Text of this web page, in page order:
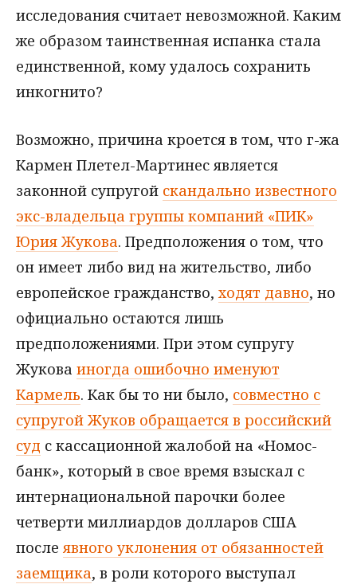
исследования считает невозможной. Каким
же образом таинственная испанка стала
единственной, кому удалось сохранить
инкогнито?
Возможно, причина кроется в том, что г-жа
Кармен Плетел-Мартинес является
законной супругой скандально известного
экс-владельца группы компаний «ПИК»
Юрия Жукова. Предположения о том, что
он имеет либо вид на жительство, либо
европейское гражданство,ходят давно, но
официально остаются лишь
предположениями. При этом супругу
Жукова иногда ошибочно именуют
Кармель. Как бы то ни было, совместно с
супругой Жуков обращается в российский
суд с кассационной жалобой на «Номос-
банк», который в свое время взыскал с
интернациональной парочки более
четверти миллиардов долларов США
после явного уклонения от обязанностей
заемщика, в роли которого выступал